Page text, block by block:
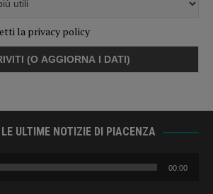
la privacy policy
ULTIME NOTIZIE DI PIACENZA
00:00